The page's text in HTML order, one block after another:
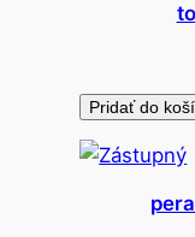
1
0
Pridať do